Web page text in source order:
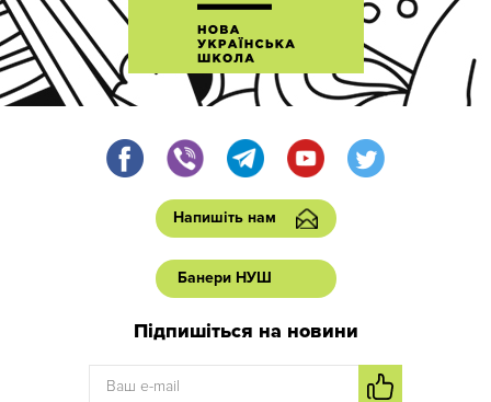
Напишіть нам
Банери НУШ
Підпишіться на новини